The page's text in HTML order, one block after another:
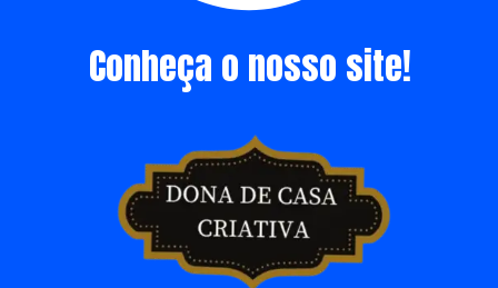
Conheça o nosso site!